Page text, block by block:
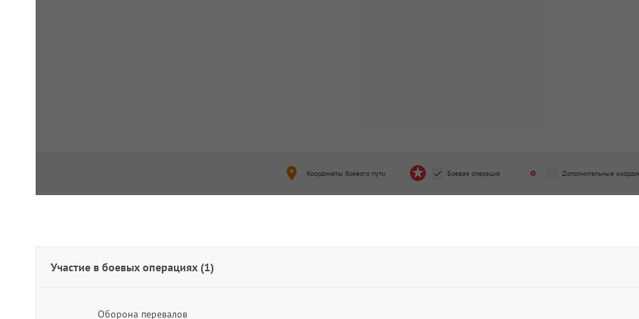
Координаты боевого пути Боевая операция Дополнительные
Участие в боевых операциях (1)
Оборона перевалов